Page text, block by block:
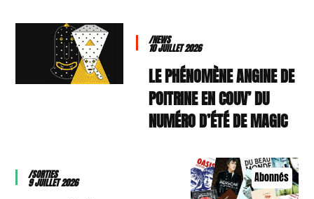
/NEWS
10 JUILLET 2026
LE PHÉNOMÈNE ANGINE DE
POITRINE EN COUV’ DU
NUMÉRO D’ÉTÉ DE MAGIC
Abonnés
/SORTIES
9 JUILLET 2026